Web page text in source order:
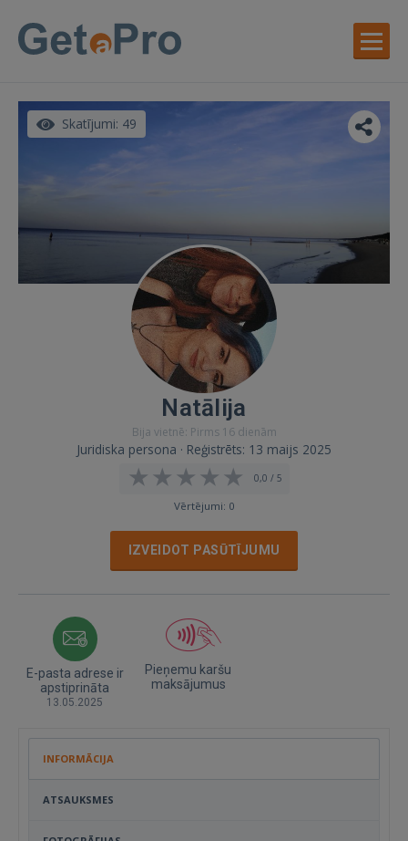
Skatījumi: 49
Natālija
Bija vietnē: Pirms 16 dienām
Juridiska persona · Reģistrēts: 13 maijs 2025
0,0 / 5
Vērtējumi: 0
IZVEIDOT PASŪTĪJUMU
E-pasta adrese ir
apstiprināta
13.05.2025
Pieņemu karšu
maksājumus
INFORMĀCIJA
ATSAUKSMES